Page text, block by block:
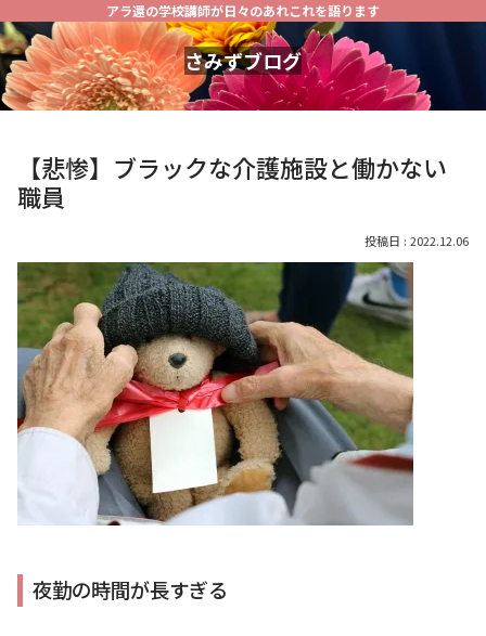
アラ還の学校講師が日々のあれこれを語ります
さみずブログ
【悲惨】ブラックな介護施設と働かない
職員
2022.12.06
夜勤の時間が長すぎる